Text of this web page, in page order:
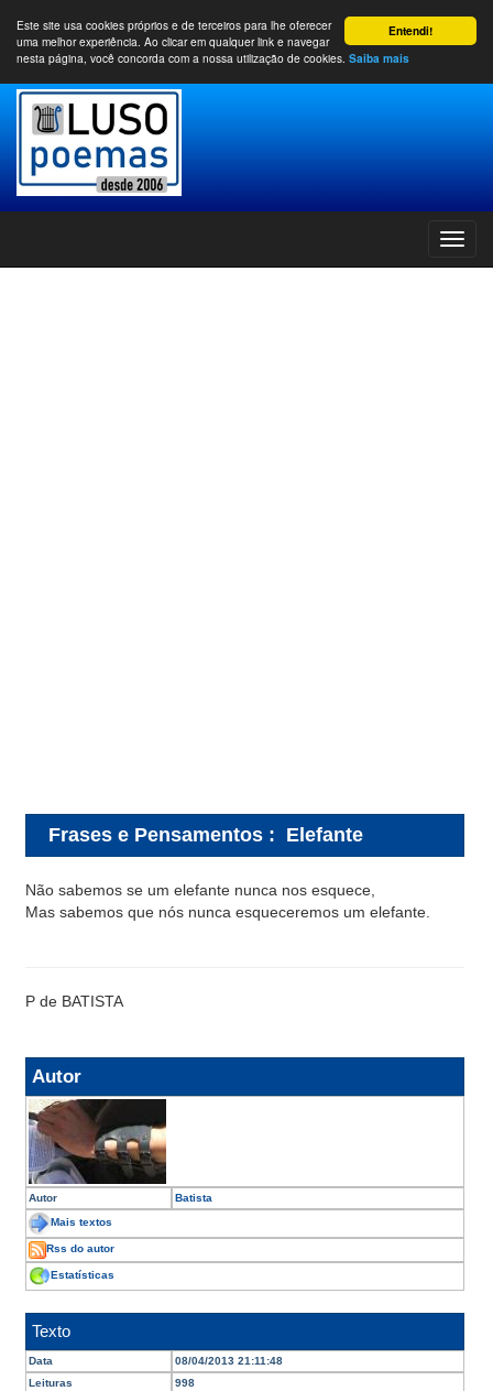
Entendi!
Este site usa cookies próprios e de terceiros para lhe oferecer
uma melhor experiência. Ao clicar em qualquer link e navegar
nesta página, você concorda com a nossa utilização de cookies. Saiba mais
Frases e Pensamentos : Elefante
Não sabemos se um elefante nunca nos esquece,
Mas sabemos que nós nunca esqueceremos um elefante.
P de BATISTA
Autor
Autor Batista
Mais textos
Rss do autor
Estatísticas
Texto
Data
08/04/2013 21:11:48
Leituras
998